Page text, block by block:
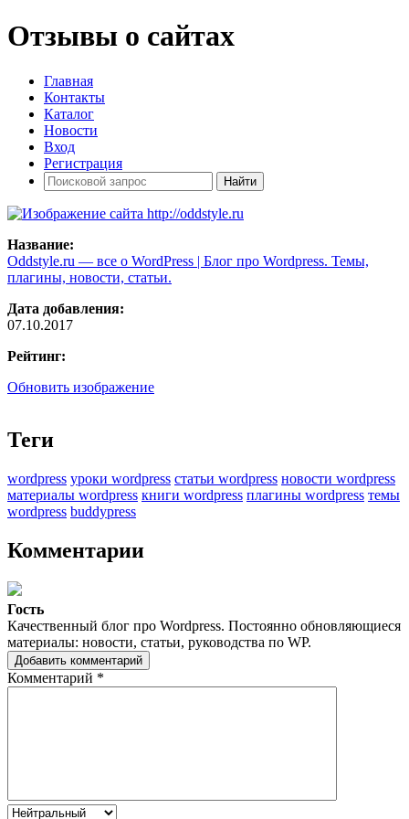
Отзывы о сайтах
Главная
Контакты
Каталог
Новости
Вход
Регистрация
Название:
Oddstyle.ru — все о WordPress | Блог про Wordpress. Темы,
плагины, новости, статьи.
Дата добавления:
07.10.2017
Рейтинг:
Обновить изображение
Теги
wordpress уроки wordpress статьи wordpress новости wordpress
материалы wordpress книги wordpress плагины wordpress темы
wordpress buddypress
Комментарии
Гость
Качественный блог про Wordpress. Постоянно обновляющиеся
материалы: новости, статьи, руководства по WP.
Добавить комментарий
Комментарий *